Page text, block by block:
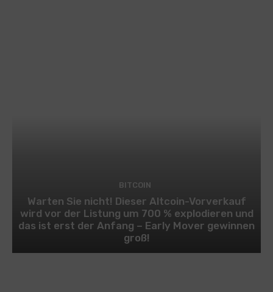
BITCOIN
Warten Sie nicht! Dieser Altcoin-Vorverkauf
wird vor der Listung um 700 % explodieren und
das ist erst der Anfang – Early Mover gewinnen
groß!